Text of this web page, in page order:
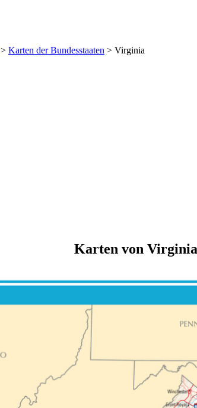
> Karten der Bundesstaaten > Virginia
Karten von Virginia